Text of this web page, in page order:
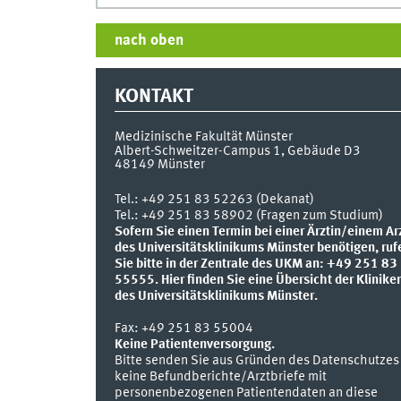
nach oben
KONTAKT
Medizinische Fakultät Münster
Albert-Schweitzer-Campus 1, Gebäude D3
48149 Münster
Tel.: +49 251 83 52263 (Dekanat)
Tel.: +49 251 83 58902 (Fragen zum Studium)
Sofern Sie einen Termin bei einer Ärztin/einem
des Universitätsklinikums Münster benötigen,
Sie bitte in der Zentrale des UKM an: +49 251 83
55555. Hier finden Sie eine Übersicht der
des Universitätsklinikums Münster.
Fax: +49 251 83 55004
Keine Patientenversorgung.
Bitte senden Sie aus Gründen des Datenschutzes
keine Befundberichte/Arztbriefe mit
personenbezogenen Patientendaten an diese